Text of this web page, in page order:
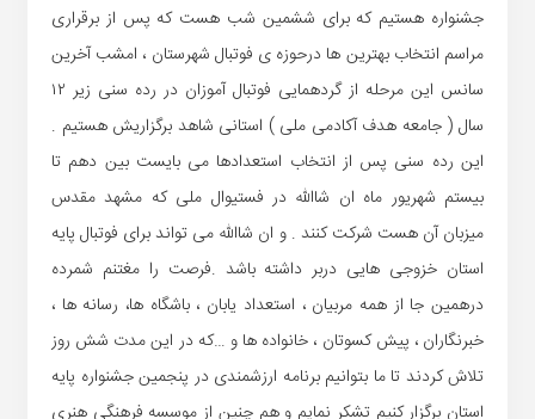
جشنواره هستیم که برای ششمین شب هست که پس از برقراری
مراسم انتخاب بهترین ها درحوزه ی فوتبال شهرستان ، امشب آخرین
سانس این مرحله از گردهمایی فوتبال آموزان در رده سنی زیر ۱۲
سال ( جامعه هدف آکادمی ملی ) استانی شاهد برگزاریش هستیم .
این رده سنی پس از انتخاب استعدادها می بایست بین دهم تا
بیستم شهریور ماه ان شاالله در فستیوال ملی که مشهد مقدس
میزبان آن هست شرکت کنند . و ان شاالله می تواند برای فوتبال پایه
استان خزوجی هایی دربر داشته باشد .فرصت را مغتنم شمرده
درهمین جا از همه مربیان ، استعداد یابان ، باشگاه ها، رسانه ها ،
خبرنگاران ، پیش کسوتان ، خانواده ها و …که در این مدت شش روز
تلاش کردند تا ما بتوانیم برنامه ارزشمندی در پنجمین جشنواره پایه
استان برگزار کنیم تشکر نمایم و هم چنین از موسسه فرهنگی هنری